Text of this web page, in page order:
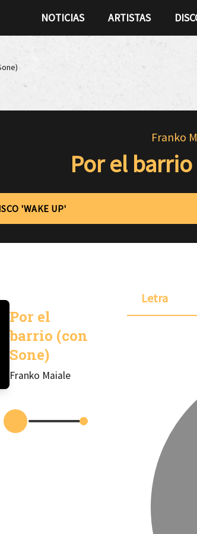
NOTICIAS ARTISTAS
Franko
Por el
'WAKE UP'
Por el
barrio (con
Sone)
Franko Maiale
Letra